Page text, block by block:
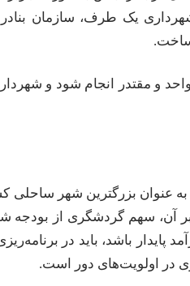
شهرداری یک طرف، سازمان
ساخت.
و مقتدر انجام شود و
عنوان بزرگترین شهر
آن، سهم گردشگری از بودجه
پایدار باشد، باید در
در اولویت‌های دور است.